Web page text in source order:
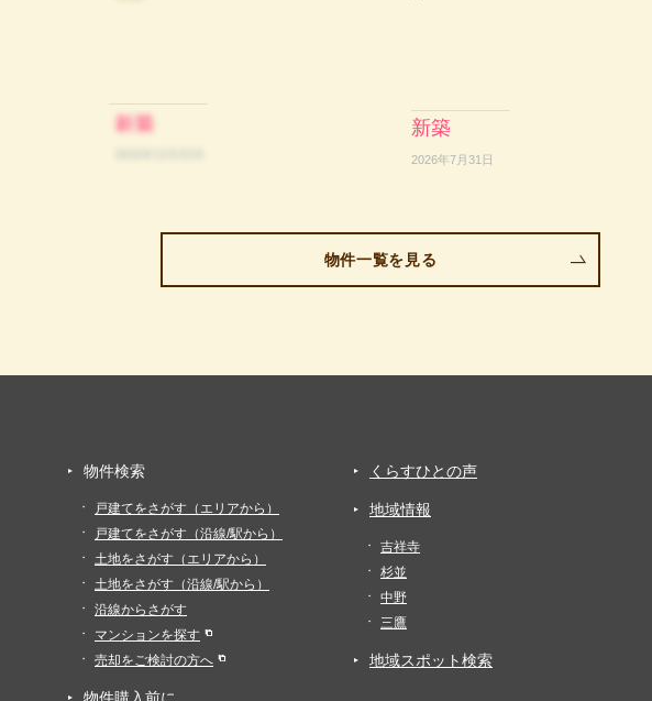
新築
2026年7月31日
物件一覧を見る
物件検索
戸建てをさがす（エリアから）
戸建てをさがす（沿線/駅から）
土地をさがす（エリアから）
土地をさがす（沿線/駅から）
沿線からさがす
マンションを探す
売却をご検討の方へ
くらすひとの声
地域情報
吉祥寺
杉並
中野
三鷹
地域スポット検索